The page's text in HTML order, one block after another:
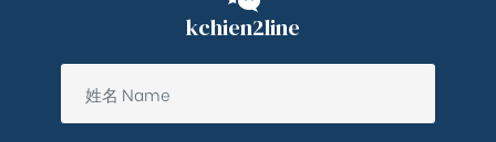
kchien2line